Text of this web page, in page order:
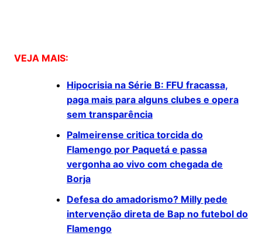
VEJA MAIS:
Hipocrisia na Série B: FFU fracassa,
paga mais para alguns clubes e opera
sem transparência
Palmeirense critica torcida do
Flamengo por Paquetá e passa
vergonha ao vivo com chegada de
Borja
Defesa do amadorismo? Milly pede
intervenção direta de Bap no futebol do
Flamengo